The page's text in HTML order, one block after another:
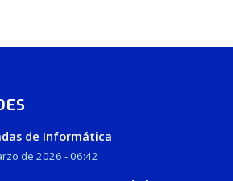
de Informática
de 2026 - 06:42